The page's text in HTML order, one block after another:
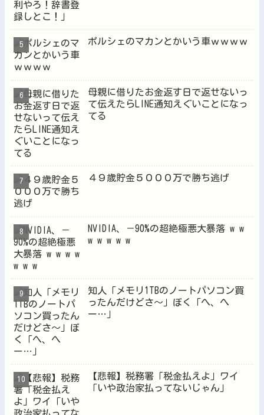
ポルシェのマカンとかいう車ｗｗｗｗ
母親に借りたお金返す日で返せないっ
て伝えたらLINE通知えぐいことになっ
てる
４９歳貯金５０００万で勝ち逃げ
NVIDIA、－90%の超絶極悪大暴落 w w
w w w w w
知人「メモリ1TBのノートパソコン買
ったんだけどさ～」ぼく「へ、へ
ー…」
【悲報】税務署「税金払えよ」ワイ
「いや政治家払ってないじゃん」